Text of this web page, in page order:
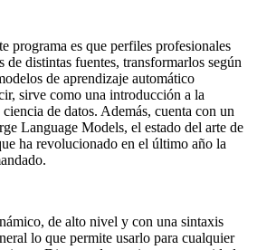
programa es que perfiles profesionales
de distintas fuentes, transformarlos según
de aprendizaje automático
sirve como una introducción a la
de datos. Además, cuenta con un
Language Models, el estado del arte de
ha revolucionado en el último año la
de alto nivel y con una sintaxis
lo que permite usarlo para cualquier